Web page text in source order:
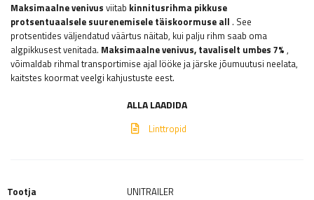
Maksimaalne venivus viitab kinnitusrihma pikkuse
protsentuaalsele suurenemisele täiskoormuse all . See
protsentides väljendatud väärtus näitab, kui palju rihm saab oma
algpikkusest venitada. Maksimaalne venivus, tavaliselt umbes 7% ,
võimaldab rihmal transportimise ajal lööke ja järske jõumuutusi neelata,
kaitstes koormat veelgi kahjustuste eest.
ALLA LAADIDA
Linttropid
Tootja
UNITRAILER